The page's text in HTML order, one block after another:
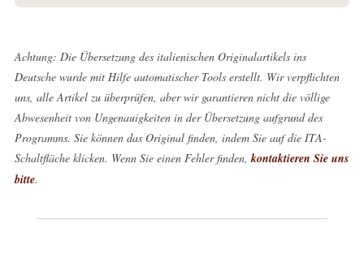
Achtung: Die Übersetzung des italienischen Originalartikels ins
Deutsche wurde mit Hilfe automatischer Tools erstellt. Wir verpflichten
uns, alle Artikel zu überprüfen, aber wir garantieren nicht die völlige
Abwesenheit von Ungenauigkeiten in der Übersetzung aufgrund des
Programms. Sie können das Original finden, indem Sie auf die ITA-
Schaltfläche klicken. Wenn Sie einen Fehler finden, kontaktieren Sie uns
bitte.